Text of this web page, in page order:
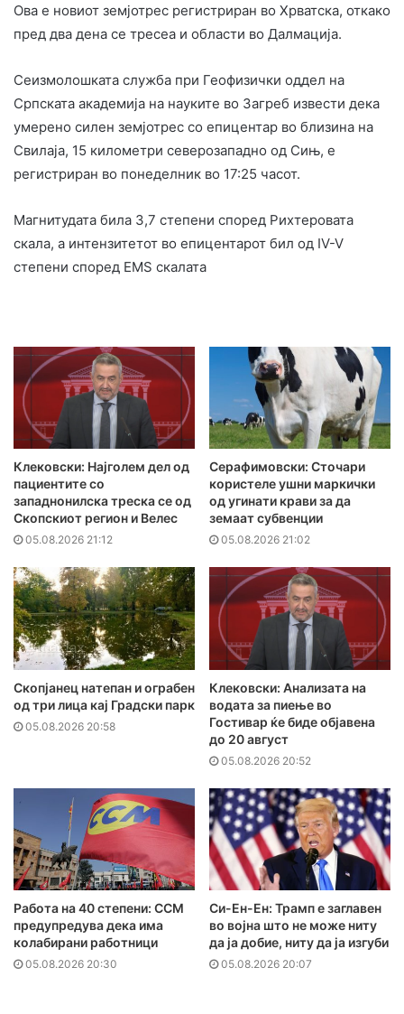
Ова е новиот земјотрес регистриран во Хрватска, откако
пред два дена се тресеа и области во Далмација.
Сеизмолошката служба при Геофизички оддел на
Српската академија на науките во Загреб извести дека
умерено силен земјотрес со епицентар во близина на
Свилаја, 15 километри северозападно од Сињ, е
регистриран во понеделник во 17:25 часот.
Магнитудата била 3,7 степени според Рихтеровата
скала, а интензитетот во епицентарот бил од IV-V
степени според EMS скалата
Клековски: Најголем дел од
пациентите сo
западнонилска треска се од
Скопскиот регион и Велес
05.08.2026 21:12
Серафимовски: Сточари
користеле ушни маркички
од угинати крави за да
земаат субвенции
05.08.2026 21:02
Скопјанец натепан и ограбен
од три лица кај Градски парк
05.08.2026 20:58
Клековски: Анализата на
водата за пиење во
Гостивар ќе биде објавена
до 20 август
05.08.2026 20:52
Работа на 40 степени: ССМ
предупредува дека има
колабирани работници
05.08.2026 20:30
Си-Ен-Ен: Трамп е заглавен
во војна што не може ниту
да ја добие, ниту да ја изгуби
05.08.2026 20:07